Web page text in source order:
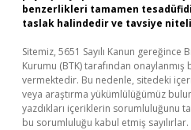
benzerlikleri tamamen
taslak halindedir ve tavsiye
Sitemiz, 5651 Sayılı Kanun
Kurumu (BTK) tarafından onaylanmış
vermektedir. Bu nedenle, sitedeki
veya araştırma yükümlülüğümüz
yazdıkları içeriklerin sorumluluğunu
bu sorumluluğu kabul etmiş sayılırlar.